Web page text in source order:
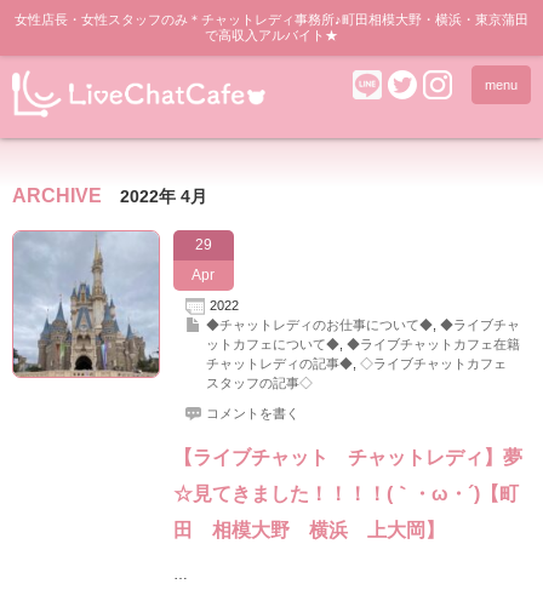
女性店長・女性スタッフのみ＊チャットレディ事務所♪町田相模大野・横浜・東京蒲田
で高収入アルバイト★
menu
ARCHIVE 2022年 4月
29
Apr
2022
◆チャットレディのお仕事について◆, ◆ライブチャ
ットカフェについて◆, ◆ライブチャットカフェ在籍
チャットレディの記事◆, ◇ライブチャットカフェ
スタッフの記事◇
コメントを書く
【ライブチャット チャットレディ】夢
☆見てきました！！！！(｀・ω・´)【町
田 相模大野 横浜 上大岡】
…